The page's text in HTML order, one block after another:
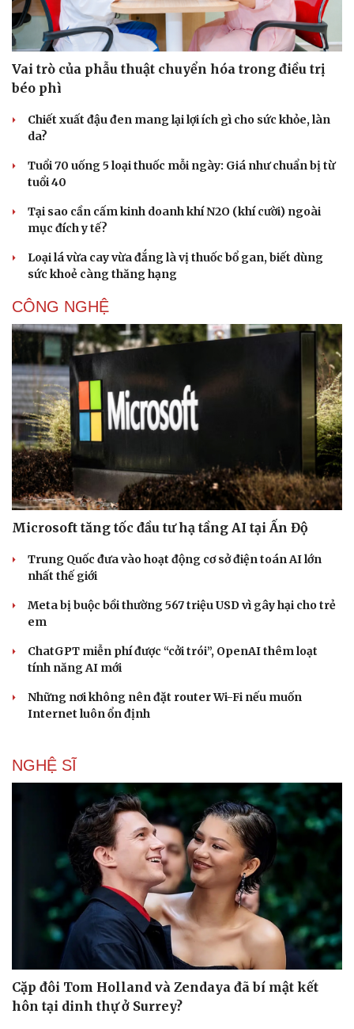
Cải chính
Vai trò của phẫu thuật chuyển hóa trong điều trị
béo phì
Chiết xuất đậu đen mang lại lợi ích gì cho sức khỏe, làn
da?
Tuổi 70 uống 5 loại thuốc mỗi ngày: Giá như chuẩn bị từ
tuổi 40
Tại sao cần cấm kinh doanh khí N2O (khí cười) ngoài
mục đích y tế?
Loại lá vừa cay vừa đắng là vị thuốc bổ gan, biết dùng
sức khoẻ càng thăng hạng
CÔNG NGHỆ
Microsoft tăng tốc đầu tư hạ tầng AI tại Ấn Độ
Trung Quốc đưa vào hoạt động cơ sở điện toán AI lớn
nhất thế giới
Meta bị buộc bồi thường 567 triệu USD vì gây hại cho trẻ
em
ChatGPT miễn phí được “cởi trói”, OpenAI thêm loạt
tính năng AI mới
Những nơi không nên đặt router Wi-Fi nếu muốn
Internet luôn ổn định
NGHỆ SĨ
Cặp đôi Tom Holland và Zendaya đã bí mật kết
hôn tại dinh thự ở Surrey?